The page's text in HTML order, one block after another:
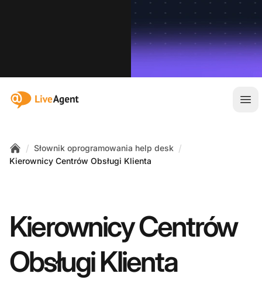
:site.title
Home
/ Słownik oprogramowania help desk /
Kierownicy Centrów Obsługi Klienta
Kierownicy Centrów
Obsługi Klienta